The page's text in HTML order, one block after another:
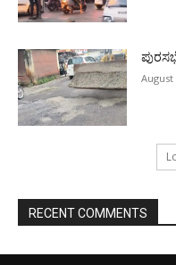
August
RECENT COMMENTS